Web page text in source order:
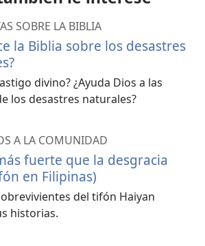
SOBRE LA BIBLIA
la Biblia sobre los desastres
divino? ¿Ayuda Dios a las
los desastres naturales?
A LA COMUNIDAD
fuerte que la desgracia
en Filipinas)
del tifón Haiyan
historias.